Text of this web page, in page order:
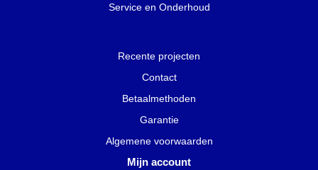
Service en Onderhoud
Recente projecten
Contact
Betaalmethoden
Garantie
Algemene voorwaarden
Mijn account